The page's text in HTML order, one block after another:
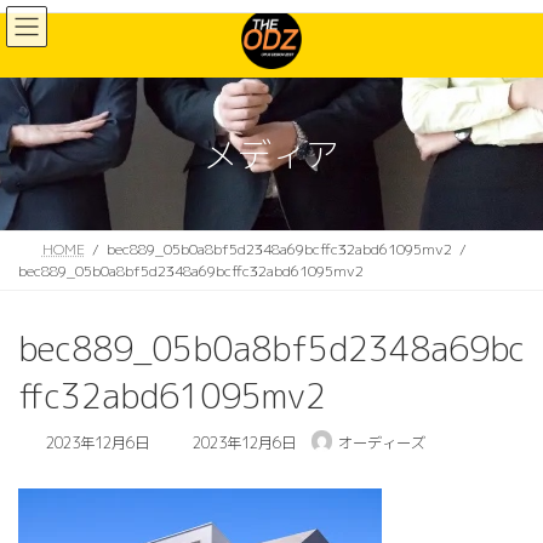
コ
ン
ン
へ
ス
キ
ッ
プ
ナ
ビ
ー
ョ
ン
に
移
動
メディア
HOME
bec889_05b0a8bf5d2348a69bcffc32abd61095mv2
bec889_05b0a8bf5d2348a69bcffc32abd61095mv2
bec889_05b0a8bf5d2348a69bc
ffc32abd61095mv2
2023年12月6日
最
日
2023年12月6日 オーディーズ